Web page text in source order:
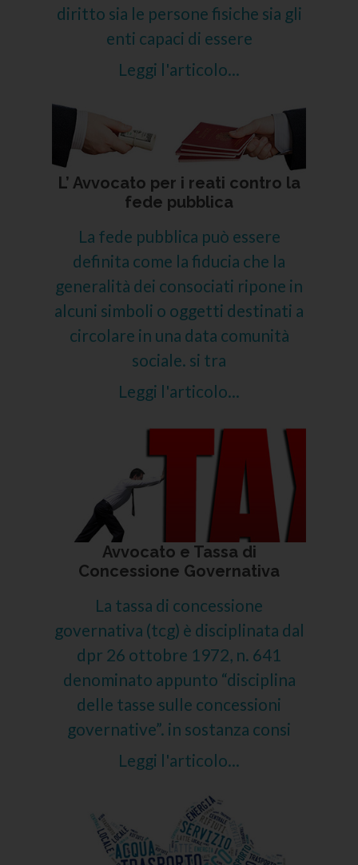
diritto sia le persone fisiche sia gli
enti capaci di essere
Leggi l'articolo...
L’ Avvocato per i reati contro la
fede pubblica
La fede pubblica può essere
definita come la fiducia che la
generalità dei consociati ripone in
alcuni simboli o oggetti destinati a
circolare in una data comunità
sociale. si tra
Leggi l'articolo...
Avvocato e Tassa di
Concessione Governativa
La tassa di concessione
governativa (tcg) è disciplinata dal
dpr 26 ottobre 1972, n. 641
denominato appunto “disciplina
delle tasse sulle concessioni
governative”. in sostanza consi
Leggi l'articolo...